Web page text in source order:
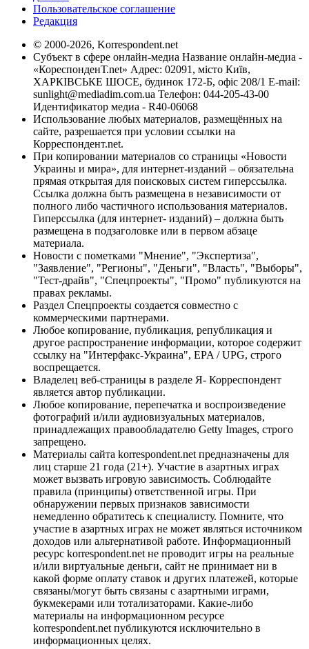
Пользовательское соглашение
Редакция
© 2000-2026, Korrespondent.net
Субъект в сфере онлайн-медиа Название онлайн-медиа -
«КореспонденТ.net» Адрес: 02091, місто Київ,
ХАРКІВСЬКЕ ШОСЕ, будинок 172-Б, офіс 208/1 E-mail:
sunlight@mediadim.com.ua Телефон: 044-205-43-00
Идентификатор медиа - R40-06068
Использование любых материалов, размещённых на
сайте, разрешается при условии ссылки на
Корреспондент.net.
При копировании материалов со страницы «Новости
Украины и мира», для интернет-изданий – обязательна
прямая открытая для поисковых систем гиперссылка.
Ссылка должна быть размещена в независимости от
полного либо частичного использования материалов.
Гиперссылка (для интернет- изданий) – должна быть
размещена в подзаголовке или в первом абзаце
материала.
Новости с пометками "Мнение", "Экспертиза",
"Заявление", "Регионы", "Деньги", "Власть", "Выборы",
"Тест-драйв", "Спецпроекты", "Промо" публикуются на
правах рекламы.
Раздел Спецпроекты создается совместно с
коммерческими партнерами.
Любое копирование, публикация, републикация и
другое распространение информации, которое содержит
ссылку на "Интерфакс-Украина", EPA / UPG, строго
воспрещается.
Владелец веб-страницы в разделе Я- Корреспондент
является автор публикации.
Любое копирование, перепечатка и воспроизведение
фотографий и/или аудиовизуальных материалов,
принадлежащих правообладателю Getty Images, строго
запрещено.
Материалы сайта korrespondent.net предназначены для
лиц старше 21 года (21+). Участие в азартных играх
может вызвать игровую зависимость. Соблюдайте
правила (принципы) ответственной игры. При
обнаружении первых признаков зависимости
немедленно обратитесь к специалисту. Помните, что
участие в азартных играх не может являться источником
доходов или альтернативой работе. Информационный
ресурс korrespondent.net не проводит игры на реальные
и/или виртуальные деньги, сайт не принимает ни в
какой форме оплату ставок и других платежей, которые
связаны/могут быть связаны с азартными играми,
букмекерами или тотализаторами. Какие-либо
материалы на информационном ресурсе
korrespondent.net публикуются исключительно в
информационных целях.